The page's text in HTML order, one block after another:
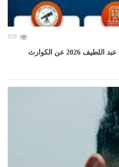
920
بعد زلزال مصر اليوم.. توقعات ليلى عبد اللطيف 2026 عن الكوارث